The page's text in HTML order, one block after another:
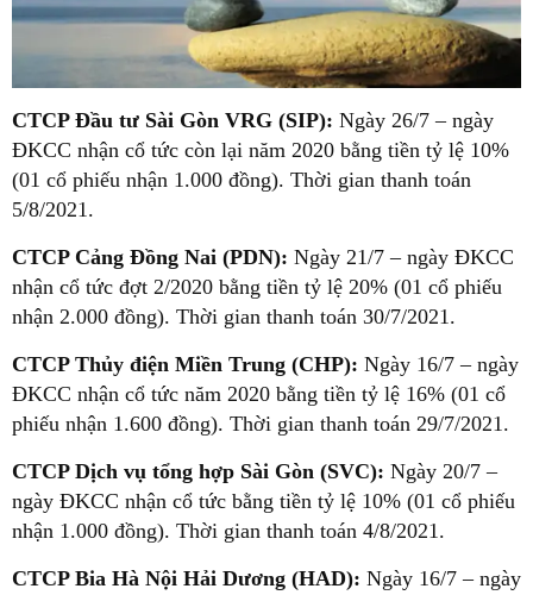
CTCP Đầu tư Sài Gòn VRG (SIP): Ngày 26/7 – ngày
ĐKCC nhận cổ tức còn lại năm 2020 bằng tiền tỷ lệ 10%
(01 cổ phiếu nhận 1.000 đồng). Thời gian thanh toán
5/8/2021.
CTCP Cảng Đồng Nai (PDN): Ngày 21/7 – ngày ĐKCC
nhận cổ tức đợt 2/2020 bằng tiền tỷ lệ 20% (01 cổ phiếu
nhận 2.000 đồng). Thời gian thanh toán 30/7/2021.
CTCP Thủy điện Miền Trung (CHP): Ngày 16/7 – ngày
ĐKCC nhận cổ tức năm 2020 bằng tiền tỷ lệ 16% (01 cổ
phiếu nhận 1.600 đồng). Thời gian thanh toán 29/7/2021.
CTCP Dịch vụ tổng hợp Sài Gòn (SVC): Ngày 20/7 –
ngày ĐKCC nhận cổ tức bằng tiền tỷ lệ 10% (01 cổ phiếu
nhận 1.000 đồng). Thời gian thanh toán 4/8/2021.
CTCP Bia Hà Nội Hải Dương (HAD): Ngày 16/7 – ngày